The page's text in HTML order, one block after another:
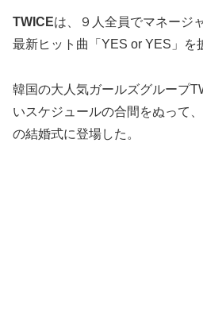
TWICEは、９人全員でマネージ
最新ヒット曲「YES or YES」を
韓国の大人気ガールズグループ
いスケジュールの合間をぬって
の結婚式に登場した。